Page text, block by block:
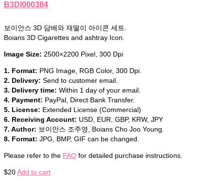
B3DI000384
보이안스 3D 담배와 재떨이 아이콘 세트.
Boians 3D Cigarettes and ashtray Icon.
Image Size: 2500×2200 Pixel, 300 Dpi
1. Format: PNG Image, RGB Color, 300 Dpi.
2. Delivery: Send to customer email.
3. Delivery time: Within 1 day of your email.
4. Payment: PayPal, Direct Bank Transfer.
5. License: Extended License (Commercial)
6. Receiving Account: USD, EUR, GBP, KRW, JPY
7. Author: 보이안스 조주영, Boians Cho Joo Young.
8. Format: JPG, BMP, GIF can be changed.
Please refer to the FAQ for detailed purchase instructions.
$20Add to cart